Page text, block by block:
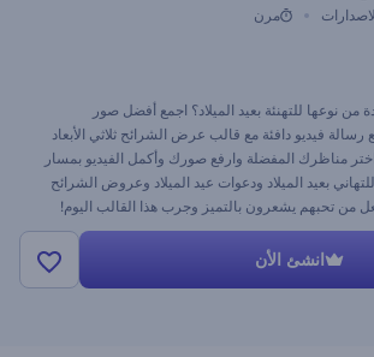
مرن
نوعها للتهنئة بعيد الميلاد؟ اجمع أفضل صور
رسالة فيديو دافئة مع قالب عرض الشرائح ثلاثي الأبعاد
مناظرك المفضلة وارفع صورك وأكمل الفيديو بمسار
بعيد الميلاد ودعوات عيد الميلاد وعروض الشرائح
من تحبهم يشعرون بالتميز وجرب هذا القالب اليوم!
انشئ الأن